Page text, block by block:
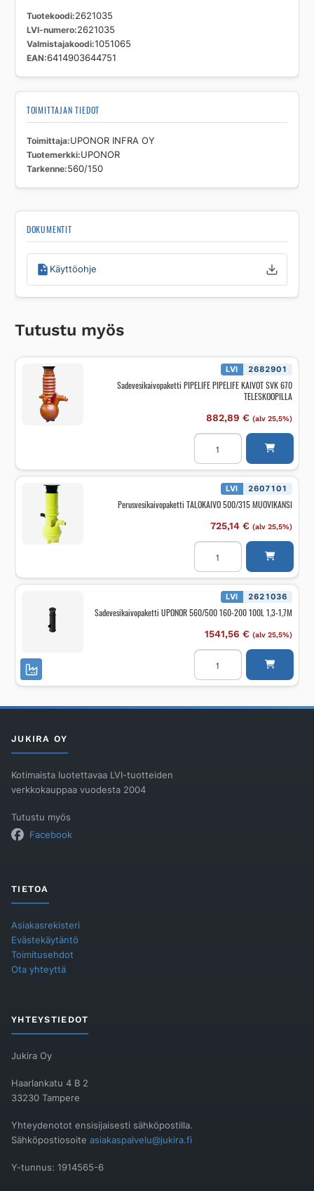
Tuotekoodi 2621035
LVI-numero 2621035
Valmistajakoodi 1051065
EAN 6414903644751
TOIMITTAJAN TIEDOT
Toimittaja UPONOR INFRA OY
Tuotemerkki UPONOR
Tarkenne 560/150
DOKUMENTIT
Käyttöohje
Tutustu myös
LVI 2682901
Sadevesikaivopaketti PIPELIFE PIPELIFE KAIVOT SVK 670
TELESKOOPILLA
882,89 € (alv 25,5%)
Sadevesikaivopaketti
PIPELIFE
PIPELIFE
KAIVOT
SVK
TELESKOOPILLA
määrä
LVI 2607101
Perusvesikaivopaketti TALOKAIVO 500/315 MUOVIKANSI
725,14 € (alv 25,5%)
Perusvesikaivopaketti
TALOKAIVO
500/315
MUOVIKANSI
määrä
LVI 2621036
Sadevesikaivopaketti UPONOR 560/500 160-200 100L 1,3-1,7M
1541,56 € (alv 25,5%)
Sadevesikaivopaketti
UPONOR
560/500
160-
1,3-
JUKIRA OY
Kotimaista luotettavaa LVI-tuotteiden
verkkokauppaa vuodesta 2004
Tutustu myös
Facebook
TIETOA
Asiakasrekisteri
Evästekäytäntö
Toimitusehdot
Ota yhteyttä
YHTEYSTIEDOT
Jukira Oy
Haarlankatu 4 B 2
33230 Tampere
Yhteydenotot ensisijaisesti sähköpostilla.
Sähköpostiosoite asiakaspalvelu@jukira.fi
Y-tunnus: 1914565-6